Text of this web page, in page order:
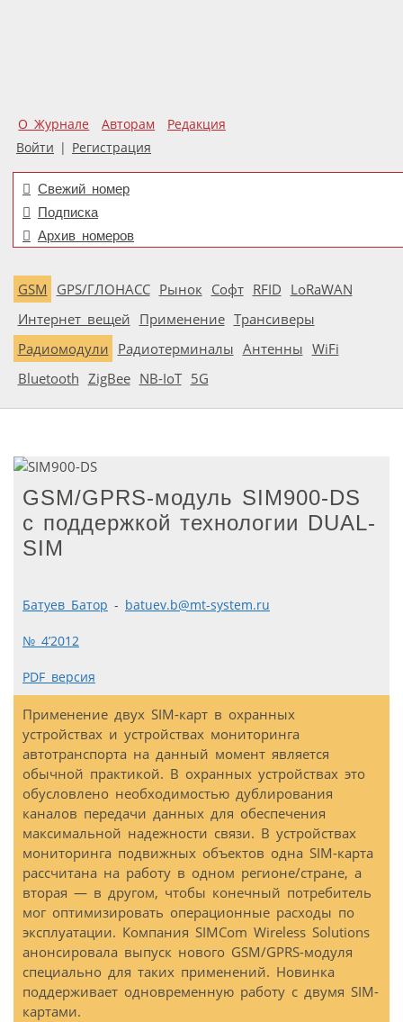
О Журнале Авторам
Редакция
Войти | Регистрация
Свежий номер
Подписка
Архив номеров
GSM GPS/ГЛОНАСС Рынок Софт RFID LoRaWAN
Интернет вещей Применение Трансиверы
Радиомодули Радиотерминалы Антенны WiFi
Bluetooth ZigBee NB-IoT 5G
GSM/GPRS-модуль SIM900-DS
с поддержкой технологии DUAL-
SIM
Батуев Батор - batuev.b@mt-system.ru
№ 4’2012
PDF версия
Применение двух SIM-карт в охранных
устройствах и устройствах мониторинга
автотранспорта на данный момент является
обычной практикой. В охранных устройствах это
обусловлено необходимостью дублирования
каналов передачи данных для обеспечения
максимальной надежности связи. В устройствах
мониторинга подвижных объектов одна SIM-карта
рассчитана на работу в одном регионе/стране, а
вторая — в другом, чтобы конечный потребитель
мог оптимизировать операционные расходы по
эксплуатации. Компания SIMCom Wireless Solutions
анонсировала выпуск нового GSM/GPRS-модуля
специально для таких применений. Новинка
поддерживает одновременную работу с двумя SIM-
картами.